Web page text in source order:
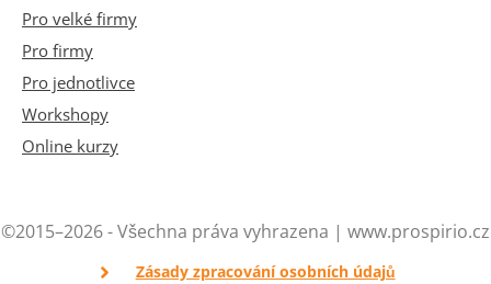
Pro velké firmy
Pro firmy
Pro jednotlivce
Workshopy
Online kurzy
©2015–2026 - Všechna práva vyhrazena | www.prospirio.cz
Zásady zpracování osobních údajů